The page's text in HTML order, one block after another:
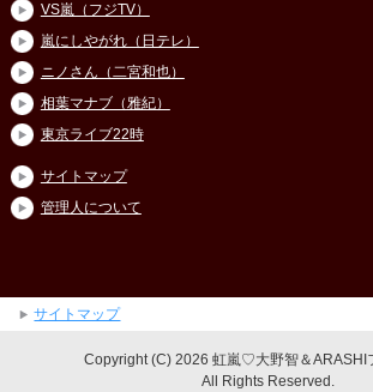
VS嵐（フジTV）
嵐にしやがれ（日テレ）
ニノさん（二宮和也）
相葉マナブ（雅紀）
東京ライブ22時
サイトマップ
管理人について
サイトマップ
Copyright (C) 2026 虹嵐♡大野智＆ARASHI
All Rights Reserved.